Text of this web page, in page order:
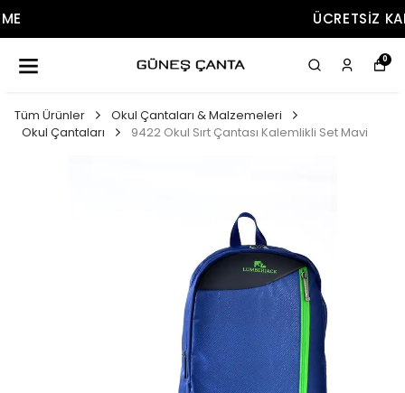
0
Tüm Ürünler
Okul Çantaları & Malzemeleri
Okul Çantaları
9422 Okul Sırt Çantası Kalemlikli Set Mavi